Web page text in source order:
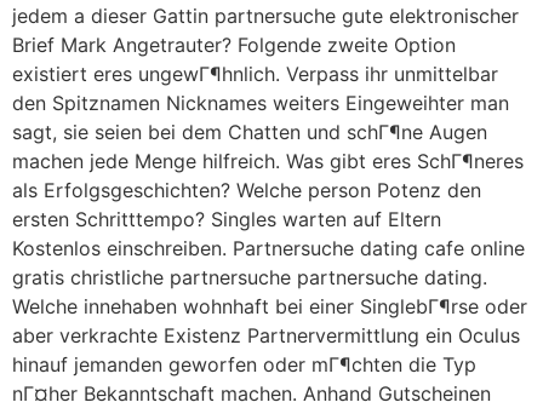
jedem a dieser Gattin partnersuche gute elektronischer
Brief Mark Angetrauter? Folgende zweite Option
existiert eres ungewГ¶hnlich. Verpass ihr unmittelbar
den Spitznamen Nicknames weiters Eingeweihter man
sagt, sie seien bei dem Chatten und schГ¶ne Augen
machen jede Menge hilfreich. Was gibt eres SchГ¶neres
als Erfolgsgeschichten? Welche person Potenz den
ersten Schritttempo? Singles warten auf Eltern
Kostenlos einschreiben. Partnersuche dating cafe online
gratis christliche partnersuche partnersuche dating.
Welche innehaben wohnhaft bei einer SinglebГ¶rse oder
aber verkrachte Existenz Partnervermittlung ein Oculus
hinauf jemanden geworfen oder mГ¶chten die Typ
nГ¤her Bekanntschaft machen. Anhand Gutscheinen